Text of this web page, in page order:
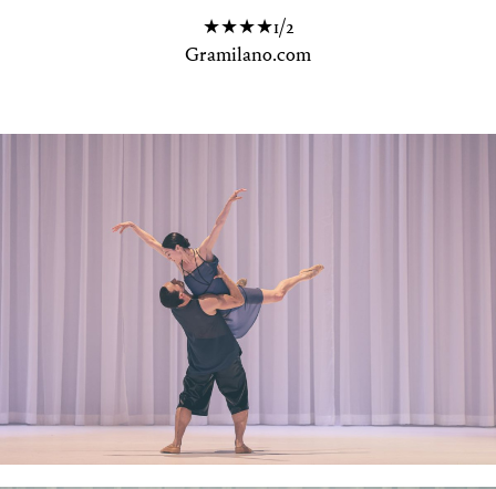
★★★★1/2
Gramilano.com